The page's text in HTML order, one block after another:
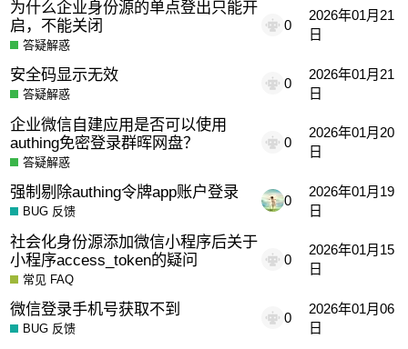
为什么企业身份源的单点登出只能开
启，不能关闭
答疑解惑
0
2026年01月21
日
安全码显示无效
答疑解惑
0
2026年01月21
日
企业微信自建应用是否可以使用
authing免密登录群晖网盘？
答疑解惑
0
2026年01月20
日
强制剔除authing令牌app账户登录
BUG 反馈
0
2026年01月19
日
社会化身份源添加微信小程序后关于
小程序access_token的疑问
常见 FAQ
0
2026年01月15
日
微信登录手机号获取不到
BUG 反馈
0
2026年01月06
日